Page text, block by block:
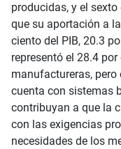
producidas, y el
que su aportación a
ciento del PIB, 20.3
representó el 28.4
manufactureras, pero
cuenta con sistemas
contribuyan a que la
con las exigencias
necesidades de los